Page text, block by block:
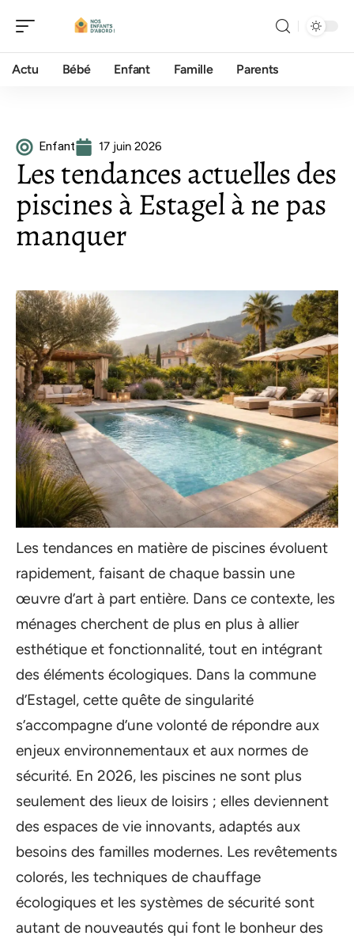
Actu Bébé Enfant Famille Parents
Enfant 17 juin 2026
Les tendances actuelles des
piscines à Estagel à ne pas
manquer
Les tendances en matière de piscines évoluent
rapidement, faisant de chaque bassin une
œuvre d’art à part entière. Dans ce contexte, les
ménages cherchent de plus en plus à allier
esthétique et fonctionnalité, tout en intégrant
des éléments écologiques. Dans la commune
d’Estagel, cette quête de singularité
s’accompagne d’une volonté de répondre aux
enjeux environnementaux et aux normes de
sécurité. En 2026, les piscines ne sont plus
seulement des lieux de loisirs ; elles deviennent
des espaces de vie innovants, adaptés aux
besoins des familles modernes. Les revêtements
colorés, les techniques de chauffage
écologiques et les systèmes de sécurité sont
autant de nouveautés qui font le bonheur des